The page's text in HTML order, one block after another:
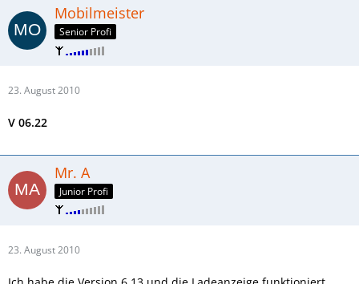
Mobilmeister
Senior Profi
23. August 2010
V 06.22
Mr. A
Junior Profi
23. August 2010